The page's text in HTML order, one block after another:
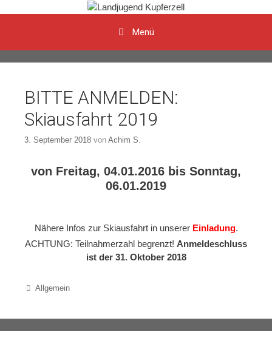
Menü
BITTE ANMELDEN:
Skiausfahrt 2019
3. September 2018 von Achim S.
von Freitag, 04.01.2016 bis Sonntag,
06.01.2019
Nähere Infos zur Skiausfahrt in unserer Einladung.
ACHTUNG: Teilnahmerzahl begrenzt! Anmeldeschluss
ist der 31. Oktober 2018
Categories
Allgemein